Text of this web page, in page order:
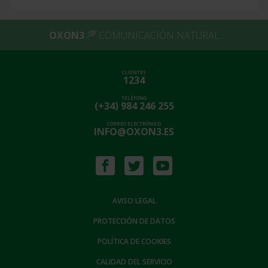
OXON3 COMUNICACIÓN NATURAL
CLIENTES
1234
TELÉFONO
(+34) 984 246 255
CORREO ELECTRÓNICO
INFO@OXON3.ES
AVISO LEGAL
PROTECCIÓN DE DATOS
POLÍTICA DE COOKIES
CALIDAD DEL SERVICIO